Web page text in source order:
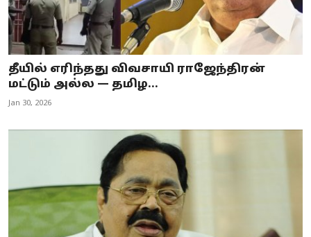
தீயில் எரிந்தது விவசாயி ராஜேந்திரன்
மட்டும் அல்ல — தமிழ...
Jan 30, 2026